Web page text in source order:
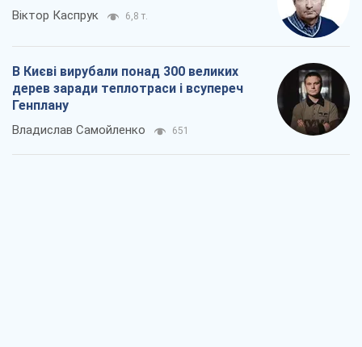
Віктор Каспрук 6,8 т.
В Києві вирубали понад 300 великих
дерев заради теплотраси і всупереч
Генплану
Владислав Самойленко 651